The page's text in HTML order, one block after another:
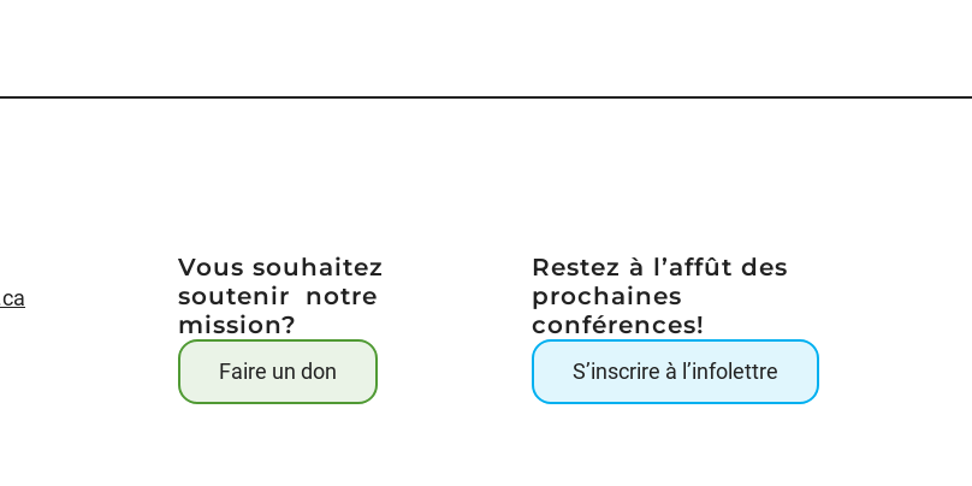
Vous souhaitez
soutenir notre
mission?
Faire un don
Restez à l’affût des
prochaines
conférences!
S’inscrire à l’infolettre